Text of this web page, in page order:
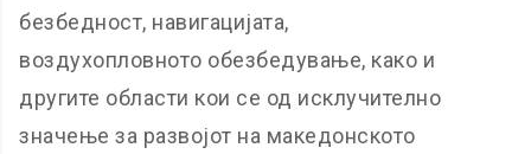
безбедност, навигацијата,
воздухопловното обезбедување, како и
другите области кои се од исклучително
значење за развојот на македонското